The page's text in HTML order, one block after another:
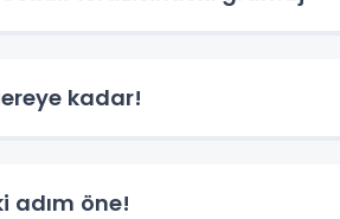
kadar!
adım öne!